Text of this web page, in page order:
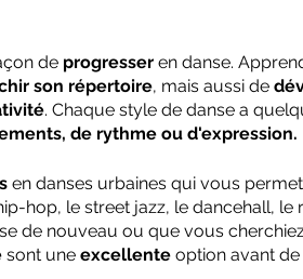
de progresser en danse.
son répertoire, mais aussi de
. Chaque style de danse a
de rythme ou d'expression.
en danses urbaines qui vous
hop, le street jazz, le dancehall, le
de nouveau ou que vous
sont une excellente option avant